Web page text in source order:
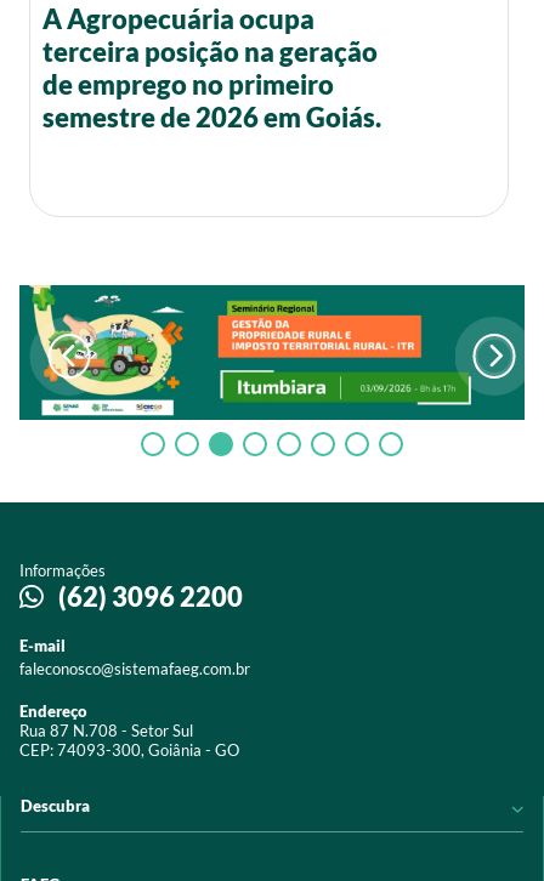
A Agropecuária ocupa
terceira posição na geração
de emprego no primeiro
semestre de 2026 em Goiás.
Informações
(62) 3096 2200
E-mail
faleconosco@sistemafaeg.com.br
Endereço
Rua 87 N.708 - Setor Sul
CEP: 74093-300, Goiânia - GO
Descubra